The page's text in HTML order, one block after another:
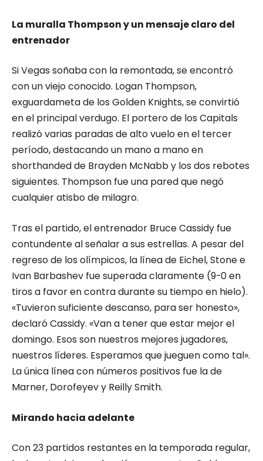
La muralla Thompson y un mensaje claro del
entrenador
Si Vegas soñaba con la remontada, se encontró
con un viejo conocido. Logan Thompson,
exguardameta de los Golden Knights, se convirtió
en el principal verdugo. El portero de los Capitals
realizó varias paradas de alto vuelo en el tercer
período, destacando un mano a mano en
shorthanded de Brayden McNabb y los dos rebotes
siguientes. Thompson fue una pared que negó
cualquier atisbo de milagro.
Tras el partido, el entrenador Bruce Cassidy fue
contundente al señalar a sus estrellas. A pesar del
regreso de los olímpicos, la línea de Eichel, Stone e
Ivan Barbashev fue superada claramente (9-0 en
tiros a favor en contra durante su tiempo en hielo).
«Tuvieron suficiente descanso, para ser honesto»,
declaró Cassidy. «Van a tener que estar mejor el
domingo. Esos son nuestros mejores jugadores,
nuestros líderes. Esperamos que jueguen como tal».
La única línea con números positivos fue la de
Marner, Dorofeyev y Reilly Smith.
Mirando hacia adelante
Con 23 partidos restantes en la temporada regular,